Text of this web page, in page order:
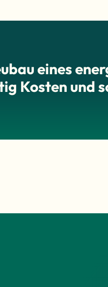
eines
Kosten und